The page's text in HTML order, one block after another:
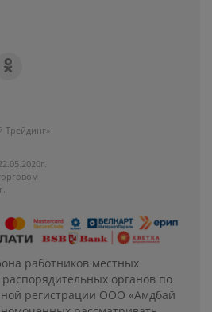
Трейдинг»
работников местных
органов по
регистрации ООО «Амдбай